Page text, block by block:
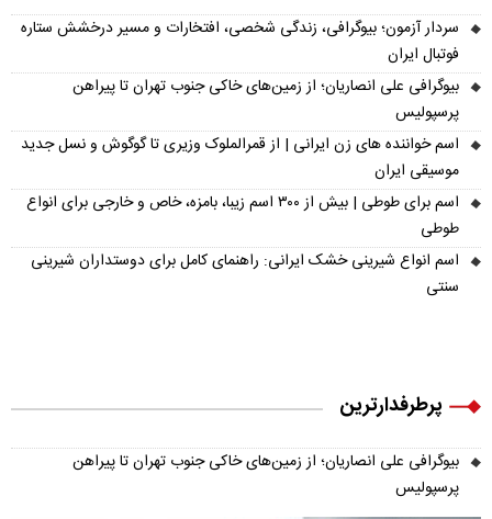
سردار آزمون؛ بیوگرافی، زندگی شخصی، افتخارات و مسیر درخشش ستاره
فوتبال ایران
بیوگرافی علی انصاریان؛ از زمین‌های خاکی جنوب تهران تا پیراهن
پرسپولیس
اسم خواننده های زن ایرانی | از قمرالملوک وزیری تا گوگوش و نسل جدید
موسیقی ایران
اسم برای طوطی | بیش از ۳۰۰ اسم زیبا، بامزه، خاص و خارجی برای انواع
طوطی
اسم انواع شیرینی خشک ایرانی: راهنمای کامل برای دوستداران شیرینی
سنتی
پرطرفدارترین
بیوگرافی علی انصاریان؛ از زمین‌های خاکی جنوب تهران تا پیراهن
پرسپولیس